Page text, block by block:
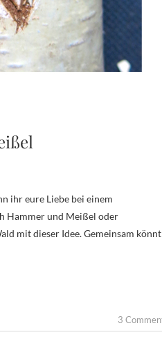
Hammer und Meißel oder
mit dieser Idee. Gemeinsam könnt
3